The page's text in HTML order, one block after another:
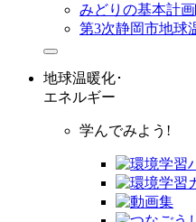
みどりの基本計画
第3次静岡市地球
地球温暖化･
エネルギー
学んでみよう!